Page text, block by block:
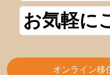
お気軽に
オンライン移